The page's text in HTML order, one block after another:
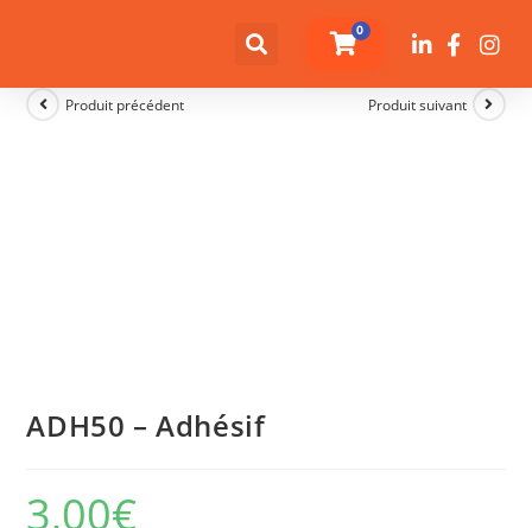
0
Produit précédent Produit suivant
ADH50 – Adhésif
3,00€